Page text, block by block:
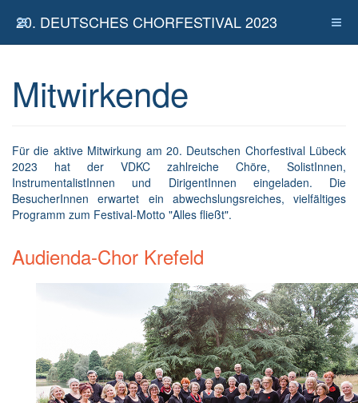
20. DEUTSCHES CHORFESTIVAL 2023
Mitwirkende
Für die aktive Mitwirkung am 20. Deutschen Chorfestival Lübeck
2023 hat der VDKC zahlreiche Chöre, SolistInnen,
InstrumentalistInnen und DirigentInnen eingeladen. Die
BesucherInnen erwartet ein abwechslungsreiches, vielfältiges
Programm zum Festival-Motto "Alles fließt".
Audienda-Chor Krefeld